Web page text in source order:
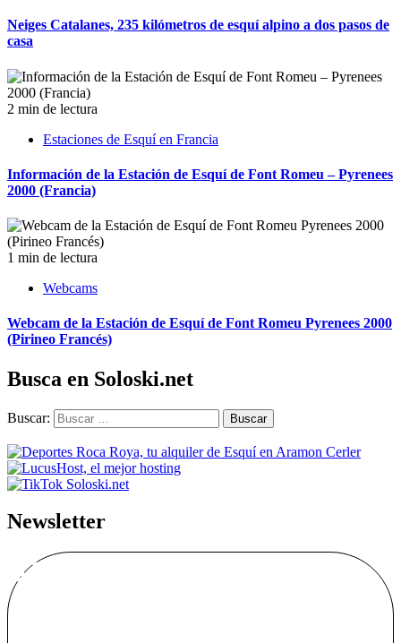
Neiges Catalanes, 235 kilómetros de esquí alpino a dos pasos de
casa
2 min de lectura
Estaciones de Esquí en Francia
Información de la Estación de Esquí de Font Romeu – Pyrenees
2000 (Francia)
1 min de lectura
Webcams
Webcam de la Estación de Esquí de Font Romeu Pyrenees 2000
(Pirineo Francés)
Busca en Soloski.net
Buscar:
Newsletter
Alta Boletín